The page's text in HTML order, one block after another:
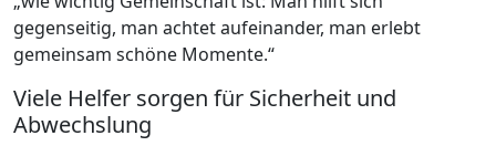
gegenseitig, man achtet aufeinander, man erlebt
gemeinsam schöne Momente.“
Viele Helfer sorgen für Sicherheit und
Abwechslung